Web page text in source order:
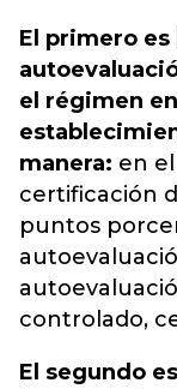
El primero
el régimen
manera: en
certificación
puntos
controlado,
El segundo